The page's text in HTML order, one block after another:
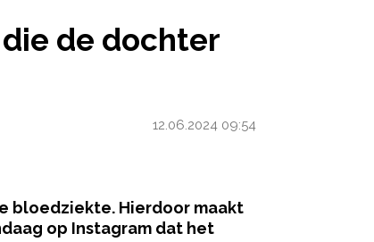
de dochter
12.06.2024 09:54
bloedziekte. Hierdoor maakt
op Instagram dat het